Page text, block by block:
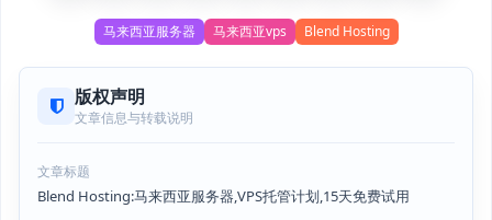
马来西亚服务器 马来西亚vps Blend Hosting
版权声明
文章信息与转载说明
文章标题
Blend Hosting:马来西亚服务器,VPS托管计划,15天免费试用